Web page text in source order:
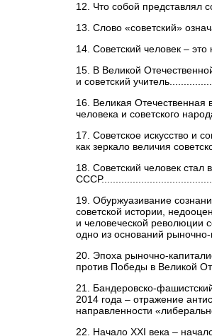
12. Что собой представлял
13. Слово «советский»
14. Советский человек –
15. В Великой
и советский
16. Великая Отечественная
человека и советского
17. Советское искусство и
как зеркало величия
18. Советский человек
19. Обуржуазивание
советской истории,
и человеческой революции
одно из оснований
20. Эпоха рыночно-
против Победы в Великой
21. Бандеровско-
2014 года – отражение
направленности
22. Начало XXI века –